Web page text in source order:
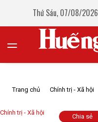
Thứ Sáu, 07/08/2026
Trang chủ Chính trị - Xã hội
Chính trị - Xã hội
Chia sẻ